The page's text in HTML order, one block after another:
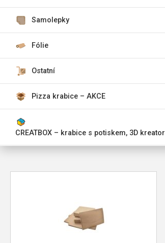
Samolepky
Fólie
Ostatní
Pizza krabice – AKCE
CREATBOX – krabice s potiskem, 3D kreator